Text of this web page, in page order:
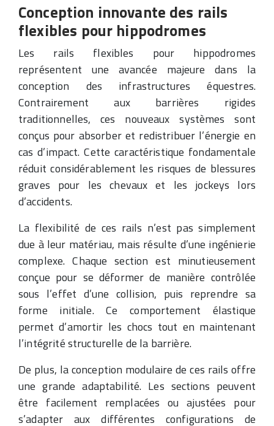
Conception innovante des rails
flexibles pour hippodromes
Les rails flexibles pour hippodromes
représentent une avancée majeure dans la
conception des infrastructures équestres.
Contrairement aux barrières rigides
traditionnelles, ces nouveaux systèmes sont
conçus pour absorber et redistribuer l’énergie en
cas d’impact. Cette caractéristique fondamentale
réduit considérablement les risques de blessures
graves pour les chevaux et les jockeys lors
d’accidents.
La flexibilité de ces rails n’est pas simplement
due à leur matériau, mais résulte d’une ingénierie
complexe. Chaque section est minutieusement
conçue pour se déformer de manière contrôlée
sous l’effet d’une collision, puis reprendre sa
forme initiale. Ce comportement élastique
permet d’amortir les chocs tout en maintenant
l’intégrité structurelle de la barrière.
De plus, la conception modulaire de ces rails offre
une grande adaptabilité. Les sections peuvent
être facilement remplacées ou ajustées pour
s’adapter aux différentes configurations de